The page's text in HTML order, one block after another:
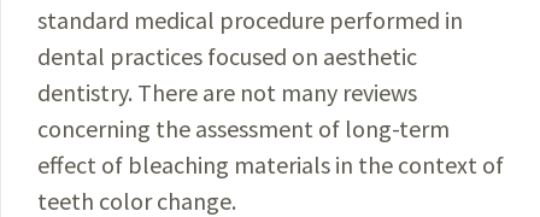
standard medical procedure performed in
dental practices focused on aesthetic
dentistry. There are not many reviews
concerning the assessment of long-term
effect of bleaching materials in the context of
teeth color change.